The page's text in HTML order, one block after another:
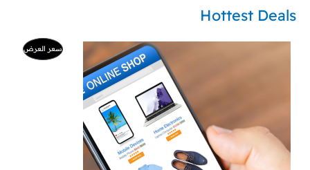
Hottest Deals
سعر العرضمنتج